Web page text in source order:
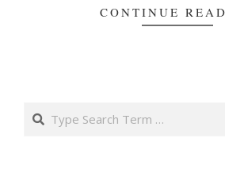
CONTINUE
Search